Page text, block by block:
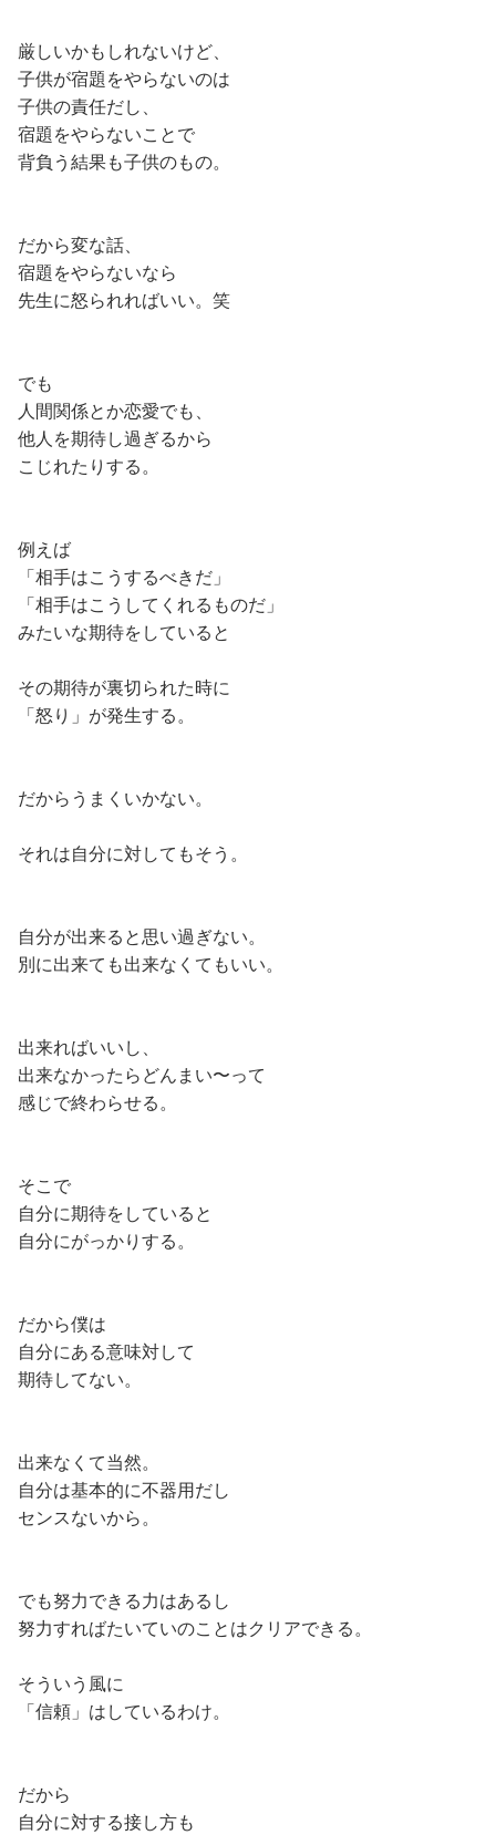
厳しいかもしれないけど、
子供が宿題をやらないのは
子供の責任だし、
宿題をやらないことで
背負う結果も子供のもの。
だから変な話、
宿題をやらないなら
先生に怒られればいい。笑
でも
人間関係とか恋愛でも、
他人を期待し過ぎるから
こじれたりする。
例えば
「相手はこうするべきだ」
「相手はこうしてくれるものだ」
みたいな期待をしていると
その期待が裏切られた時に
「怒り」が発生する。
だからうまくいかない。
それは自分に対してもそう。
自分が出来ると思い過ぎない。
別に出来ても出来なくてもいい。
出来ればいいし、
出来なかったらどんまい〜って
感じで終わらせる。
そこで
自分に期待をしていると
自分にがっかりする。
だから僕は
自分にある意味対して
期待してない。
出来なくて当然。
自分は基本的に不器用だし
センスないから。
でも努力できる力はあるし
努力すればたいていのことはクリアできる。
そういう風に
「信頼」はしているわけ。
だから
自分に対する接し方も